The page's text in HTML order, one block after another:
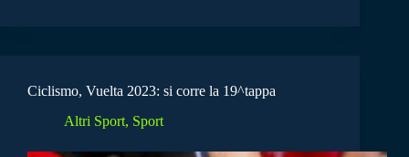
Ciclismo, Vuelta 2023: si corre la 19^tappa
Altri Sport, Sport